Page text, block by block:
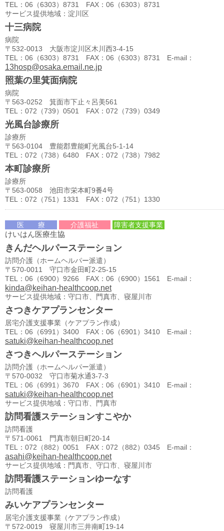
TEL：06（6303）8731 FAX：06（6303）8731
サービス提供地域：淀川区
十三病院
病院
〒532-0013 大阪市淀川区木川西3-4-15
TEL：06（6303）8731 FAX：06（6303）8731 E-mail：
13hosp@osaka.email.ne.jp
照葉の里箕面病院
病院
〒563-0252 箕面市下止々呂美561
TEL：072（739）0501 FAX：072（739）0349
光風台診療所
診療所
〒563-0104 豊能郡豊能町光風台5-1-14
TEL：072（738）6480 FAX：072（738）7982
本町診療所
診療所
〒563-0058 池田市栄本町9番4号
TEL：072（751）1331 FAX：072（751）1330
医 療 介護福祉 障害者支援事業
けいはん医療生協
きんだヘルパーステーション
訪問介護（ホームヘルパー派遣）
〒570-0011 守口市金田町2-25-15
TEL：06（6900）9266 FAX：06（6900）1561 E-mail：
kinda@keihan-healthcoop.net
サービス提供地域：守口市、門真市、寝屋川市
さつきケアプランセンター
居宅介護支援事業（ケアプラン作成）
TEL：06（6991）3400 FAX：06（6901）3410 E-mail：
satuki@keihan-healthcoop.net
さつきヘルパーステーション
訪問介護（ホームヘルパー派遣）
〒570-0032 守口市菊水通3-7-3
TEL：06（6991）3670 FAX：06（6901）3410 E-mail：
satuki@keihan-healthcoop.net
サービス提供地域：守口市、門真市
訪問看護ステーションすこやか
訪問看護
〒571-0061 門真市朝日町20-14
TEL：072（882）0051 FAX：072（882）0345 E-mail：
asahi@keihan-healthcoop.net
サービス提供地域：門真市、守口市、寝屋川市
訪問看護ステーションゆーなす
訪問看護
みいケアプランセンター
居宅介護支援事業（ケアプラン作成）
〒572-0019 寝屋川市三井南町19-14